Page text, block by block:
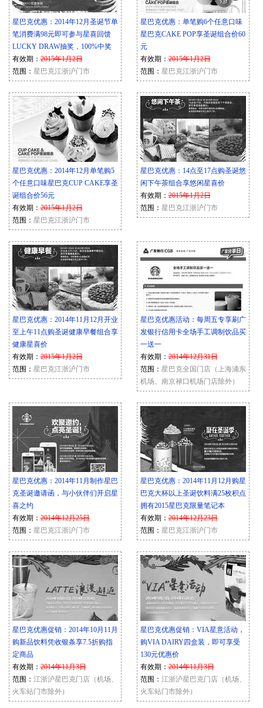
星巴克优惠：2014年12月圣诞节单
笔消费满98元即可参与星喜回馈
LUCKY DRAW抽奖，100%中奖
有效期：2015年1月2日
范围： 星巴克江浙沪门市
星巴克优惠：单笔购6个任意口味
星巴克CAKE POP享圣诞组合价60
元
有效期：2015年1月2日
范围： 星巴克江浙沪门市
星巴克优惠：2014年12月单笔购5
个任意口味星巴克CUP CAKE享圣
诞组合价56元
有效期：2015年1月2日
范围： 星巴克江浙沪门市
星巴克优惠：14点至17点购圣诞悠
闲下午茶组合享悠闲星喜价
有效期：2015年1月2日
范围： 星巴克江浙沪门市
星巴克优惠：2014年11月12月开业
至上午11点购圣诞健康早餐组合享
健康星喜价
有效期：2015年1月2日
范围： 星巴克江浙沪门市
星巴克优惠活动：每周五专享刷广
发银行信用卡全场手工调制饮品买
一送一
有效期：2014年12月31日
范围： 星巴克全国门店（上海浦东
机场、南京禄口机场门店除外）
星巴克优惠：2014年11月制作星巴
克圣诞邀请函，与小伙伴们开启星
喜之约
有效期：2014年12月25日
范围： 星巴克江浙沪门市
星巴克优惠：2014年11月12月购星
巴克大杯以上圣诞饮料满25枚积点
拥有2015星巴克限量笔记本
有效期：2014年12月23日
范围： 星巴克江浙沪门市
星巴克优惠促销：2014年10月11月
购新品饮料凭收银条享7.5折购指
定商品
有效期：2014年11月3日
范围： 江浙沪星巴克门店（机场、
火车站门市除外）
星巴克优惠促销：VIA星意活动，
购VIA DAIRY四盒装，即可享受
130元优惠价
有效期：2014年11月3日
范围： 江浙沪星巴克门店（机场、
火车站门市除外）